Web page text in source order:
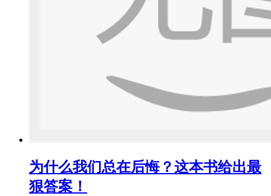
为什么我们总在后悔？这本书给出最
狠答案！